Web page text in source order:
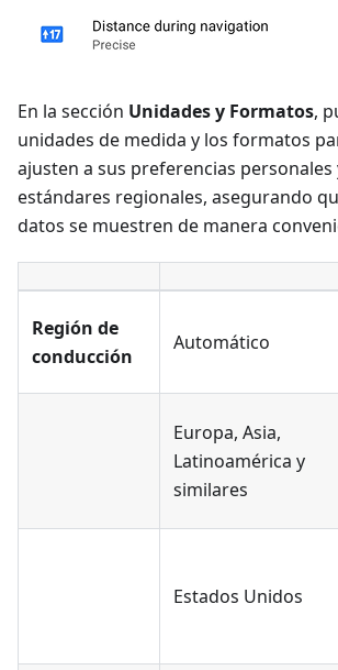
En la sección Unidades y Formatos,
unidades de medida y los formatos
ajusten a sus preferencias personales
estándares regionales, asegurando
datos se muestren de manera
Región de
conducción
Automático
Europa, Asia,
Latinoamérica y
similares
Estados Unidos